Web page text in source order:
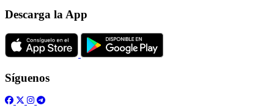
Descarga la App
Síguenos